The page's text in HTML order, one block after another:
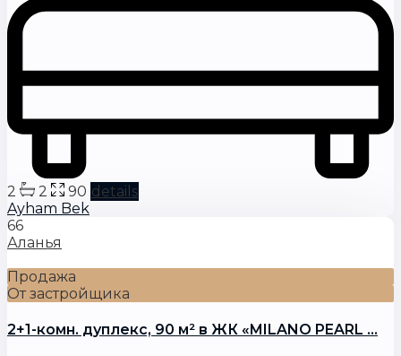
2 2 90 details
Ayham Bek
66
Аланья
Продажа
От застройщика
2+1-комн. дуплекс, 90 м² в ЖК «MILANO PEARL ...